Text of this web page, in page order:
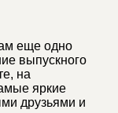
еще одно
выпускного
на
яркие
друзьями и